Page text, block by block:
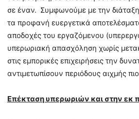
σε έναν. Συμφωνούμε με την
τα προφανή ευεργετικά
αποδοχές του εργαζόμενου
υπερωριακή απασχόληση χωρίς
στις εμπορικές επιχειρήσεις την
αντιμετωπίσουν περιόδους αιχμής
Επέκταση υπερωριών και στην εκ